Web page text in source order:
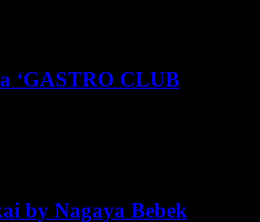
‘GASTRO CLUB
by Nagaya Bebek